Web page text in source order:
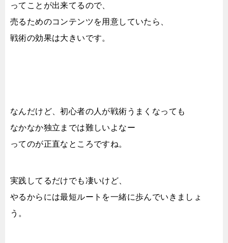
ってことが出来てるので、
売るためのコンテンツを用意していたら、
戦術の効果は大きいです。
なんだけど、初心者の人が戦術うまくなっても
なかなか独立までは難しいよなー
ってのが正直なところですね。
実践してるだけでも凄いけど、
やるからには最短ルートを一緒に歩んでいきましょ
う。